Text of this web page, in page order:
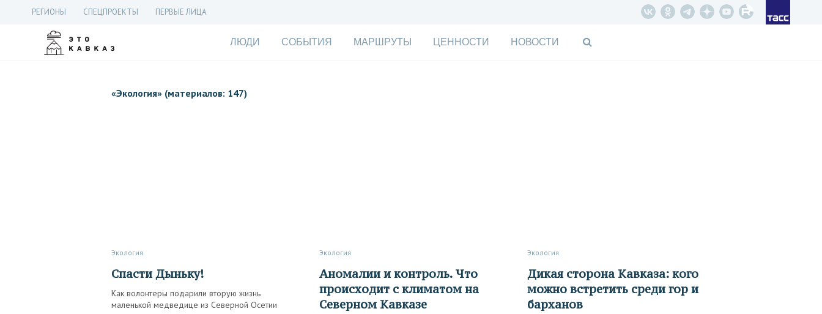
РЕГИОНЫ СПЕЦПРОЕКТЫ ПЕРВЫЕ ЛИЦА
ЛЮДИ СОБЫТИЯ МАРШРУТЫ ЦЕННОСТИ НОВОСТИ
«Экология» (материалов: 147)
Экология
Спасти Дыньку!
Как волонтеры подарили вторую жизнь
маленькой медведице из Северной Осетии
Экология
Аномалии и контроль. Что
происходит с климатом на
Северном Кавказе
Экология
Дикая сторона Кавказа: кого
можно встретить среди гор и
барханов